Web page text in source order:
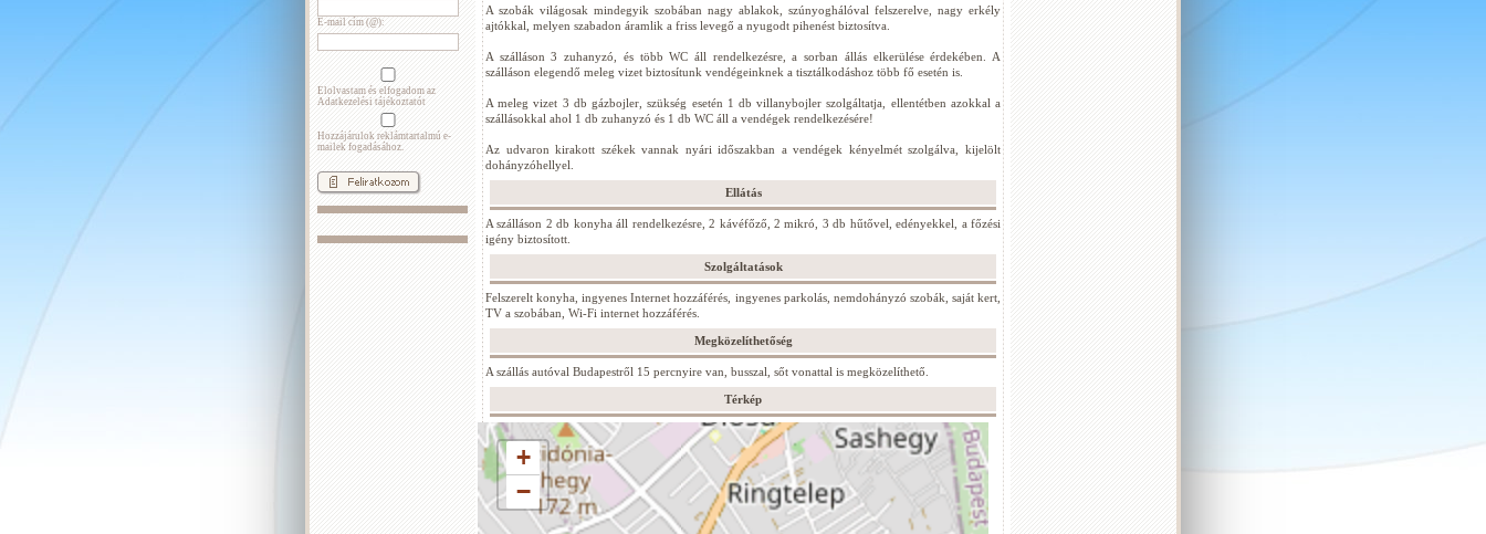
E-mail cím (@):
Elolvastam és elfogadom az
Adatkezelési tájékoztatót
Hozzájárulok reklámtartalmú e-
mailek fogadásához.
A szobák világosak mindegyik szobában nagy ablakok, szúnyoghálóval felszerelve, nagy erkély
ajtókkal, melyen szabadon áramlik a friss levegő a nyugodt pihenést biztosítva.
A szálláson 3 zuhanyzó, és több WC áll rendelkezésre, a sorban állás elkerülése érdekében. A
szálláson elegendő meleg vizet biztosítunk vendégeinknek a tisztálkodáshoz több fő esetén is.
A meleg vizet 3 db gázbojler, szükség esetén 1 db villanybojler szolgáltatja, ellentétben azokkal a
szállásokkal ahol 1 db zuhanyzó és 1 db WC áll a vendégek rendelkezésére!
Az udvaron kirakott székek vannak nyári időszakban a vendégek kényelmét szolgálva, kijelölt
dohányzóhellyel.
Ellátás
A szálláson 2 db konyha áll rendelkezésre, 2 kávéfőző, 2 mikró, 3 db hűtővel, edényekkel, a főzési
igény biztosított.
Szolgáltatások
Felszerelt konyha, ingyenes Internet hozzáférés, ingyenes parkolás, nemdohányzó szobák, saját kert,
TV a szobában, Wi-Fi internet hozzáférés.
Megközelíthetőség
A szállás autóval Budapestről 15 percnyire van, busszal, sőt vonattal is megközelíthető.
Térkép
+
−